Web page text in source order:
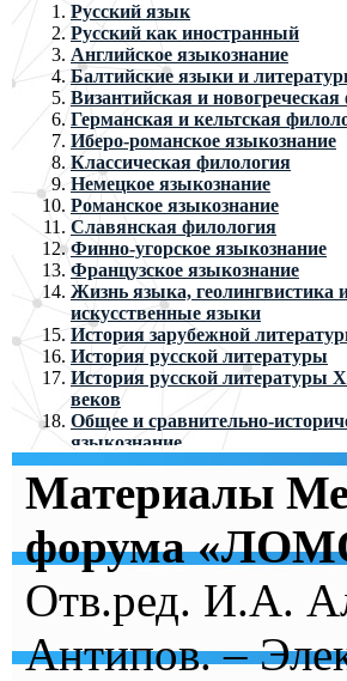
Русский язык
Русский как иностранный
Английское языкознание
Балтийские языки и
Византийская и
Германская и кельтская
Иберо-романское языкознание
Классическая филология
Немецкое языкознание
Романское языкознание
Славянская филология
Финно-угорское языкознание
Французское языкознание
Жизнь языка, геолингвистика
искусственные языки
История зарубежной
История русской литературы
История русской литературы
веков
Общее и сравнительно-
языкознание
Русское устное народное
Теоретическая и прикладная
Теория дискурса и
Теория литературы
Теория языка и риторика
Филологическое исследование
текста
Язык и языки в интернет-
Материалы
форума
Отв.ред. И.А.
Антипов. –